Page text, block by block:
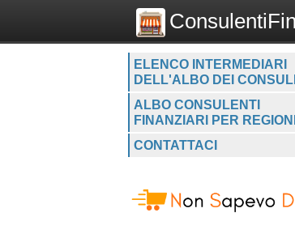
ELENCO INTERMEDIARI
DELL'ALBO DEI
ALBO CONSULENTI
FINANZIARI PER
CONTATTACI